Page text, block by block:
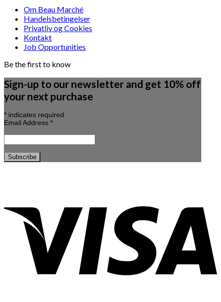
Om Beau Marché
Handelsbetingelser
Privatliv og Cookies
Kontakt
Job Opportunities
Be the first to know
Sign-up to our newsletter and get 10% off
your next purchase
* indicates required
Email Address *